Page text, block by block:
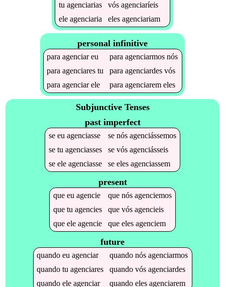
tu agenciarias vós agenciaríeis
ele agenciaria eles agenciariam
personal infinitive
paraagenciareu paraagenciarmos nós
paraagenciares tu paraagenciardes vós
paraagenciarele paraagenciarem eles
Subjunctive Tenses
past imperfect
se eu agenciasse se nós agenciássemos
se tu agenciasses se vós agenciásseis
se ele agenciasse se eles agenciassem
present
que eu agencie que nós agenciemos
que tu agencies que vós agencieis
que ele agencie que eles agenciem
future
quandoeuagenciar quandonósagenciarmos
quandotuagenciares quandovósagenciardes
quandoeleagenciar quandoelesagenciarem